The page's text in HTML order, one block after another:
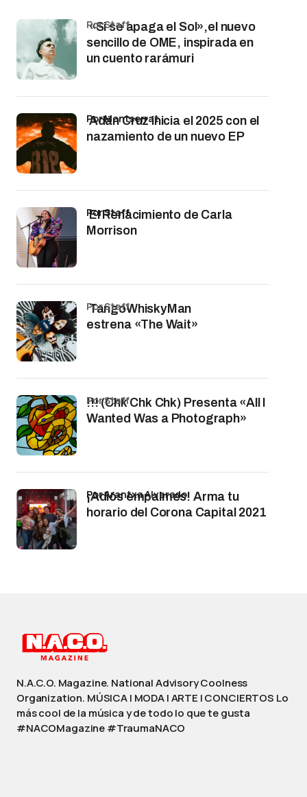
«Si se apaga el Sol»,el nuevo
sencillo de OME, inspirada en
un cuento rarámuri
por Staff
Adán Cruz inicia el 2025 con el
nazamiento de un nuevo EP
por Montserrat
El Renacimiento de Carla
Morrison
por Staff
TangoWhiskyMan
estrena «The Wait»
por Staff
!!! (Chk Chk Chk) Presenta «All I
Wanted Was a Photograph»
por Staff
¡Adiós empalmes! Arma tu
horario del Corona Capital 2021
por Arantxa Alvarado
N.A.C.O. Magazine. National Advisory Coolness
Organization. MÚSICA | MODA | ARTE | CONCIERTOS Lo
más cool de la música y de todo lo que te gusta
#NACOMagazine #TraumaNACO